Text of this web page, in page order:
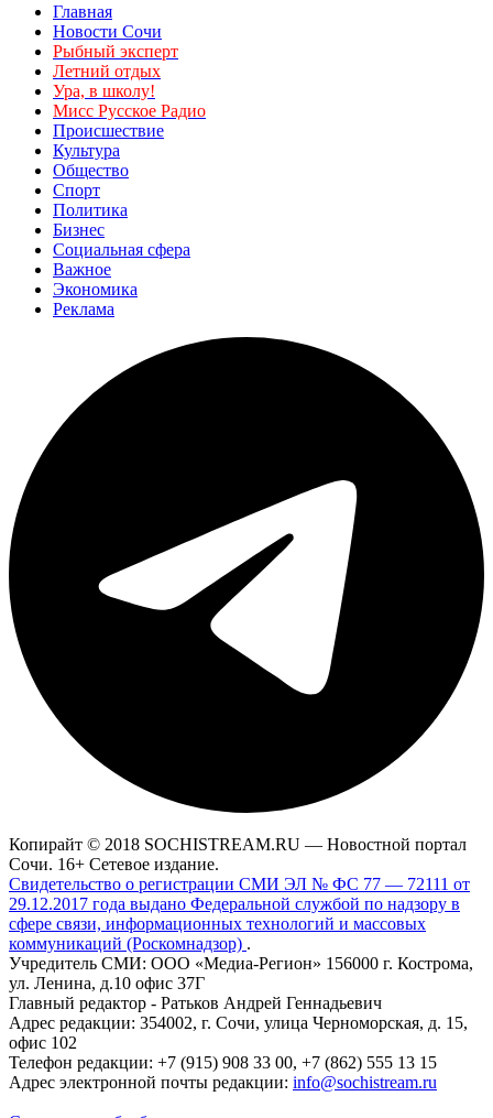
Главная
Новости Сочи
Рыбный эксперт
Летний отдых
Ура, в школу!
Мисс Русское Радио
Происшествие
Культура
Общество
Спорт
Политика
Бизнес
Социальная сфера
Важное
Экономика
Реклама
Копирайт © 2018 SOCHISTREAM.RU — Новостной портал
Сочи. 16+ Сетевое издание.
Свидетельство о регистрации СМИ ЭЛ № ФС 77 — 72111 от
29.12.2017 года выдано Федеральной службой по надзору в
сфере связи, информационных технологий и массовых
коммуникаций (Роскомнадзор) .
Учредитель СМИ: ООО «Медиа-Регион» 156000 г. Кострома,
ул. Ленина, д.10 офис 37Г
Главный редактор - Ратьков Андрей Геннадьевич
Адрес редакции: 354002, г. Сочи, улица Черноморская, д. 15,
офис 102
Телефон редакции: +7 (915) 908 33 00, +7 (862) 555 13 15
Адрес электронной почты редакции: info@sochistream.ru